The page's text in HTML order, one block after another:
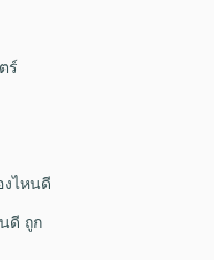
ร์
งไหนดี
ดี ถูก